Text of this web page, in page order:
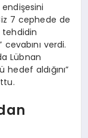
endişesini
7 cephede de
tehdidin
cevabını verdi.
Lübnan
hedef aldığını”